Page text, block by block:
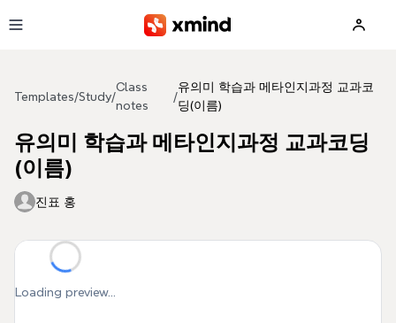
Templates/Study/
Class
notes
/
유의미 학습과 메타인지과정 교과코
딩(이름)
유의미 학습과 메타인지과정 교과코딩
(이름)
진표 홍
Loading preview...